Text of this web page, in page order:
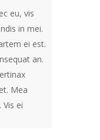
eu, vis
in mei.
ei est.
an.
Mea
ei